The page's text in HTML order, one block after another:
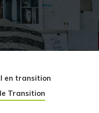
en transition
Transition